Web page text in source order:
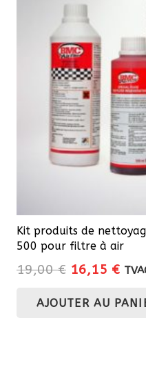
Kit produits de
500 pour filtre à air
19,00€ Le
initial
16,15 €Le
AJOUTER AU